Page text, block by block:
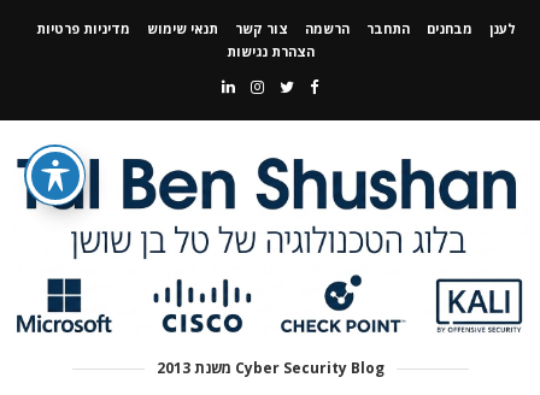
לענן מבחנים התחבר הרשמה צור קשר תנאי שימוש
מדיניות פרטיות
הצהרת נגישות
Cyber Security Blog משנת 2013